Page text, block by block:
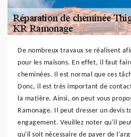
De nombreux travaux se réalisent
pour les maisons. En effet, il faut
cheminées. Il est normal que ces
Donc, il est très important de
la matière. Ainsi, on peut vous
Ramonage. Il peut dresser un devis
engagement. Veuillez noter qu'il
qu'il soit nécessaire de payer de